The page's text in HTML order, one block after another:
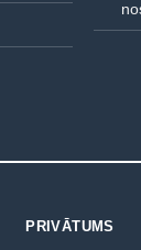
PRIVĀTUMS